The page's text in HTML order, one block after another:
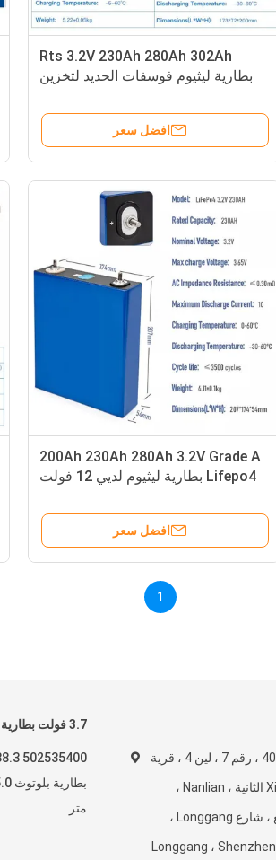
Rts 3.2V 230Ah 280Ah 302Ah
بطارية ليثيوم فوسفات الحديد لتخزين
افضل سعر
200Ah 230Ah 280Ah 3.2V Grade A
Lifepo4 بطارية ليثيوم لديي 12 فولت
افضل سعر
1
3.7 فولت بطارية ليثيوم بوليمر
متر
غرفة 402 ، رقم 7 ، لين 4 ، قرية
Xiagang الثانية ، Nanlian ،
المجتمع ، شارع Longgang ،
منطقة Longgang ، Shenzhen